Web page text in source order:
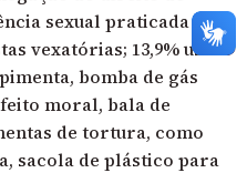
sexual praticada por
vexatórias; 13,9% uso
bomba de gás
moral, bala de
de tortura, como
sacola de plástico para